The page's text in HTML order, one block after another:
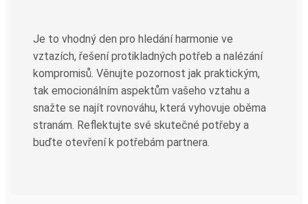
Je to vhodný den pro hledání harmonie ve
vztazích, řešení protikladných potřeb a nalézání
kompromisů. Věnujte pozornost jak praktickým,
tak emocionálním aspektům vašeho vztahu a
snažte se najít rovnováhu, která vyhovuje oběma
stranám. Reflektujte své skutečné potřeby a
buďte otevření k potřebám partnera.